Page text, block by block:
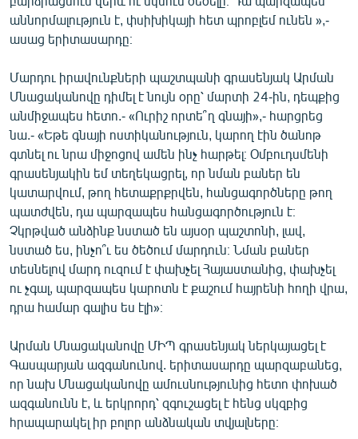
աննորմալություն է, փսիխիկայի հետ պրոբլեմ ունեն »,-
ասաց երիտասարդը։
Մարդու իրավունքների պաշտպանի գրասենյակ Արման
Մնացականովը դիմել է նույն օրը՝ մարտի 24-ին, դեպքից
անմիջապես հետո.- «Ուրիշ որտե՞ղ գնայի»,- հարցրեց
նա.- «Եթե գնայի ոստիկանություն, կարող էին ծանոթ
գտնել ու նրա միջոցով ամեն ինչ հարթել։ Օմբուդսմենի
գրասենյակին եմ տեղեկացրել, որ նման բաներ են
կատարվում, թող հետաքրքրվեն, հանցագործները թող
պատժվեն, դա պարզապես հանցագործություն է։
Չկրթված անձինք նստած են այսօր պաշտոնի, լավ,
նստած ես, ինչո՞ւ ես ծեծում մարդուն։ Նման բաներ
տեսնելով մարդ ուզում է փախչել Հայաստանից, փախչել
ու չգալ, պարզապես կարոտն է քաշում հայրենի հողի վրա,
դրա համար գալիս ես էլի»։
Արման Մնացականովը ՄԻՊ գրասենյակ ներկայացել է
Գասպարյան ազգանունով. երիտասարդը պարզաբանեց,
որ նախ Մնացականովը ամուսնությունից հետո փոխած
ազգանունն է, և երկրորդ՝ զգուշացել է հենց սկզբից
հրապարակել իր բոլոր անձնական տվյալները։